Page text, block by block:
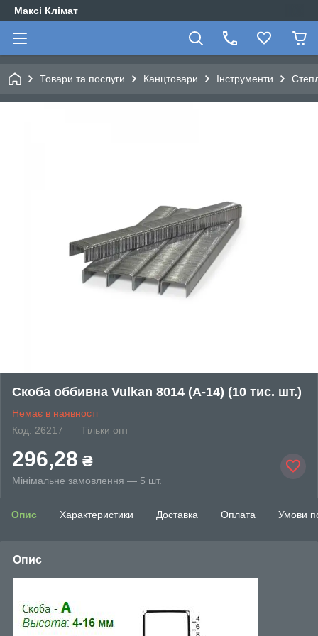
Максі Клімат
Товари та послуги Канцтовари Інструменти
Скоба оббивна Vulkan 8014 (А-14) (10 тис. шт.)
Немає в наявності
Код: 26217
Тільки опт
296,28 ₴
Мінімальне замовлення — 5 шт.
Опис Характеристики Доставка Оплата Умови
Опис